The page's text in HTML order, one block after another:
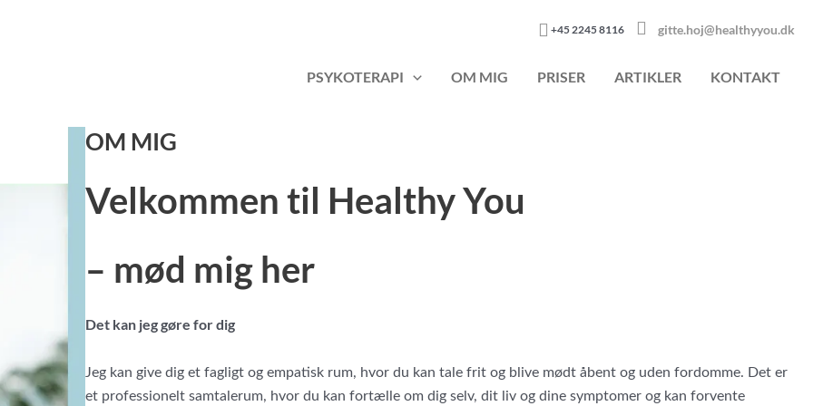
+45 2245 8116 gitte.hoj@healthyyou.dk
PSYKOTERAPI OM MIG PRISER ARTIKLER KONTAKT
OM MIG
Velkommen til Healthy You
– mød mig her
Det kan jeg gøre for dig
Jeg kan give dig et fagligt og empatisk rum, hvor du kan tale frit og blive mødt åbent og uden fordomme. Det er
et professionelt samtalerum, hvor du kan fortælle om dig selv, dit liv og dine symptomer og kan forvente